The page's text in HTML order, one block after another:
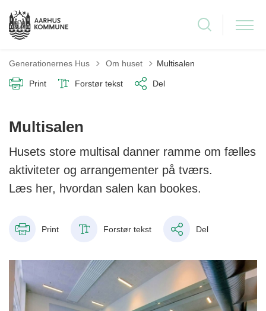
Generationernes Hus Tilbage til
Om huset Multisalen
Print Forstør tekst Del
Multisalen
Husets store multisal danner ramme om fælles
aktiviteter og arrangementer på tværs.
Læs her, hvordan salen kan bookes.
Print Forstør tekst Del